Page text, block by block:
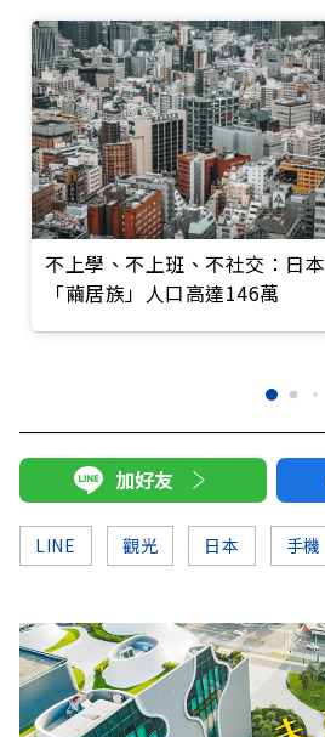
不上學、不上班、不社交：日本
「繭居族」人口高達146萬
加好友
LINE 觀光 日本 手機